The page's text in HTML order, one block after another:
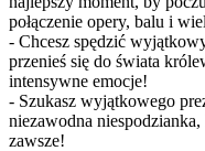
połączenie opery, balu i
- Chcesz spędzić
przenieś się do świata
intensywne emocje!
- Szukasz wyjątkowego
niezawodna
zawsze!